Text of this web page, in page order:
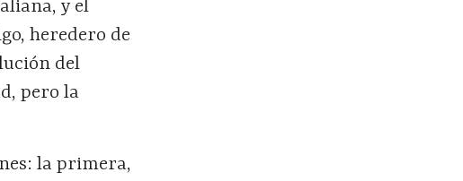
y el
heredero de
del
pero la
la primera,